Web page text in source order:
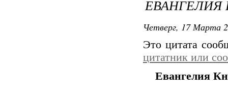
ЕВАНГЕЛИЯ
Четверг, 17 Марта
Это цитата
цитатник или
Евангелия